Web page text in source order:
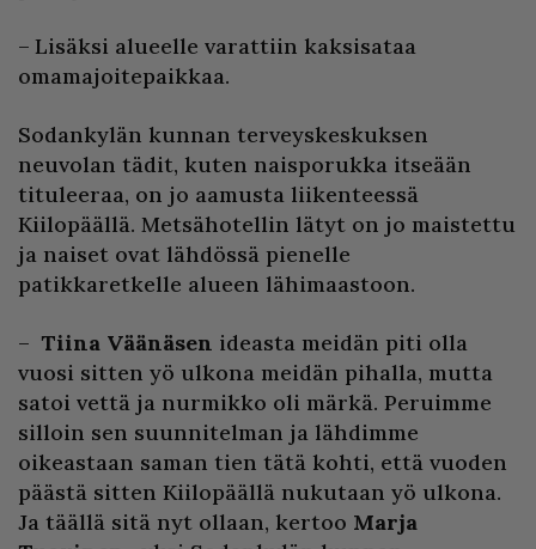
– Lisäksi alueelle varattiin kaksisataa
omamajoitepaikkaa.
Sodankylän kunnan terveyskeskuksen
neuvolan tädit, kuten naisporukka itseään
tituleeraa, on jo aamusta liikenteessä
Kiilopäällä. Metsähotellin lätyt on jo maistettu
ja naiset ovat lähdössä pienelle
patikkaretkelle alueen lähimaastoon.
– Tiina Väänäsen ideasta meidän piti olla
vuosi sitten yö ulkona meidän pihalla, mutta
satoi vettä ja nurmikko oli märkä. Peruimme
silloin sen suunnitelman ja lähdimme
oikeastaan saman tien tätä kohti, että vuoden
päästä sitten Kiilopäällä nukutaan yö ulkona.
Ja täällä sitä nyt ollaan, kertoo Marja